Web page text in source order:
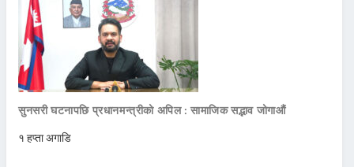
सुनसरी घटनापछि प्रधानमन्त्रीको अपिल : सामाजिक सद्भाव जोगाऔं
१ हप्ता अगाडि